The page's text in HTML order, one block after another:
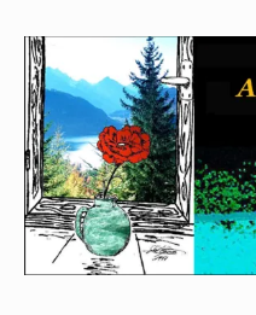
contenido